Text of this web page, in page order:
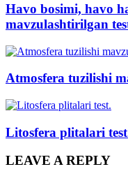
Havo bosimi, havo
mavzulashtirilgan
Atmosfera tuzilishi
Litosfera plitalari
LEAVE A REPLY